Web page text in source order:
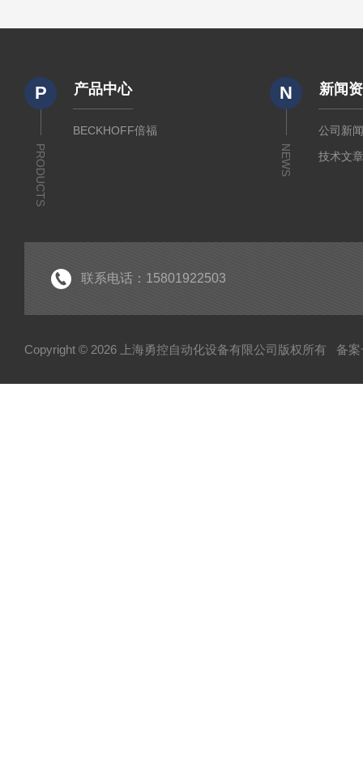
P
PRODUCTS
产品中心
BECKHOFF倍福
N
NEWS
新闻
公司新
技术文
联系电话：15801922503
Copyright © 2026 上海勇控自动化设备有限公司版权所有 备案